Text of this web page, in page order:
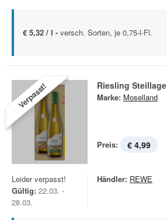
€ 5,32 / l - versch. Sorten, je 0,75-l-Fl.
Verpasst! Riesling Steillage
Marke: Moselland
Preis: € 4,99
Leider verpasst!
Gültig: 22.03. -
28.03.
Händler: REWE